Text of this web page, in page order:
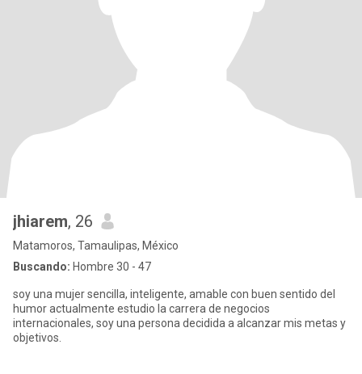
jhiarem, 26
Matamoros, Tamaulipas, México
Buscando: Hombre 30 - 47
soy una mujer sencilla, inteligente, amable con buen sentido del
humor actualmente estudio la carrera de negocios
internacionales, soy una persona decidida a alcanzar mis metas y
objetivos.